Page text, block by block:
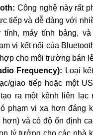
Công nghệ này rất
tiếp và dễ dàng với
tính, máy tính bảng,
vi kết nối của
cho môi trường bán
Frequency): Loại
giao tiếp hoặc một
ra một kênh liên lạc
phạm vi xa hơn đáng
hơn) và có độ ổn định
lý tưởng cho các nhà